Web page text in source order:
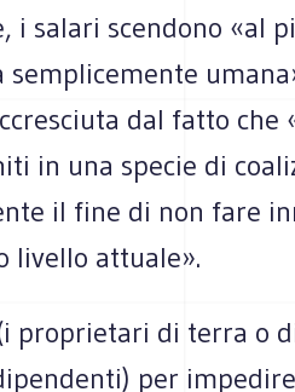
i salari scendono «al
semplicemente
dal fatto che
in una specie di
il fine di non fare
livello attuale».
proprietari di terra o
per impedire